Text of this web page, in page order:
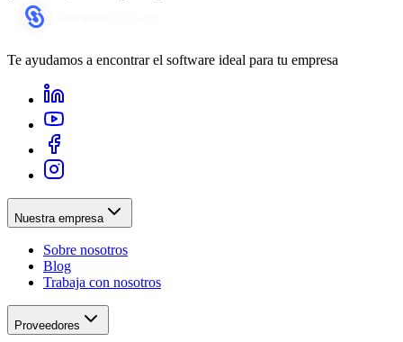
Te ayudamos a encontrar el software ideal para tu empresa
Nuestra empresa
Sobre nosotros
Blog
Trabaja con nosotros
Proveedores